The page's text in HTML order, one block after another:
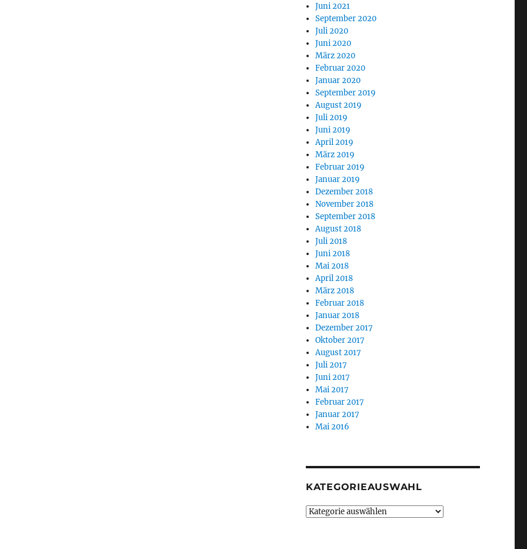
Juni 2021
September 2020
Juli 2020
Juni 2020
März 2020
Februar 2020
Januar 2020
September 2019
August 2019
Juli 2019
Juni 2019
April 2019
März 2019
Februar 2019
Januar 2019
Dezember 2018
November 2018
September 2018
August 2018
Juli 2018
Juni 2018
Mai 2018
April 2018
März 2018
Februar 2018
Januar 2018
Dezember 2017
Oktober 2017
August 2017
Juli 2017
Juni 2017
Mai 2017
Februar 2017
Januar 2017
Mai 2016
KATEGORIEAUSWAHL
Kategorieauswahl